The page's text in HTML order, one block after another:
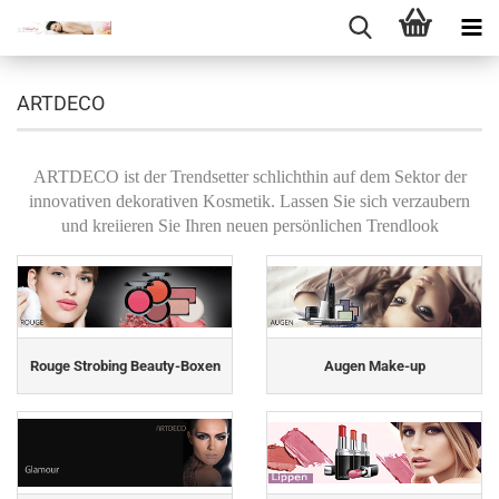
ARTDECO
ARTDECO ist der Trendsetter schlichthin auf dem Sektor der
innovativen dekorativen Kosmetik. Lassen Sie sich verzaubern
und kreiieren Sie Ihren neuen persönlichen Trendlook
Rouge Strobing Beauty-Boxen Augen Make-up